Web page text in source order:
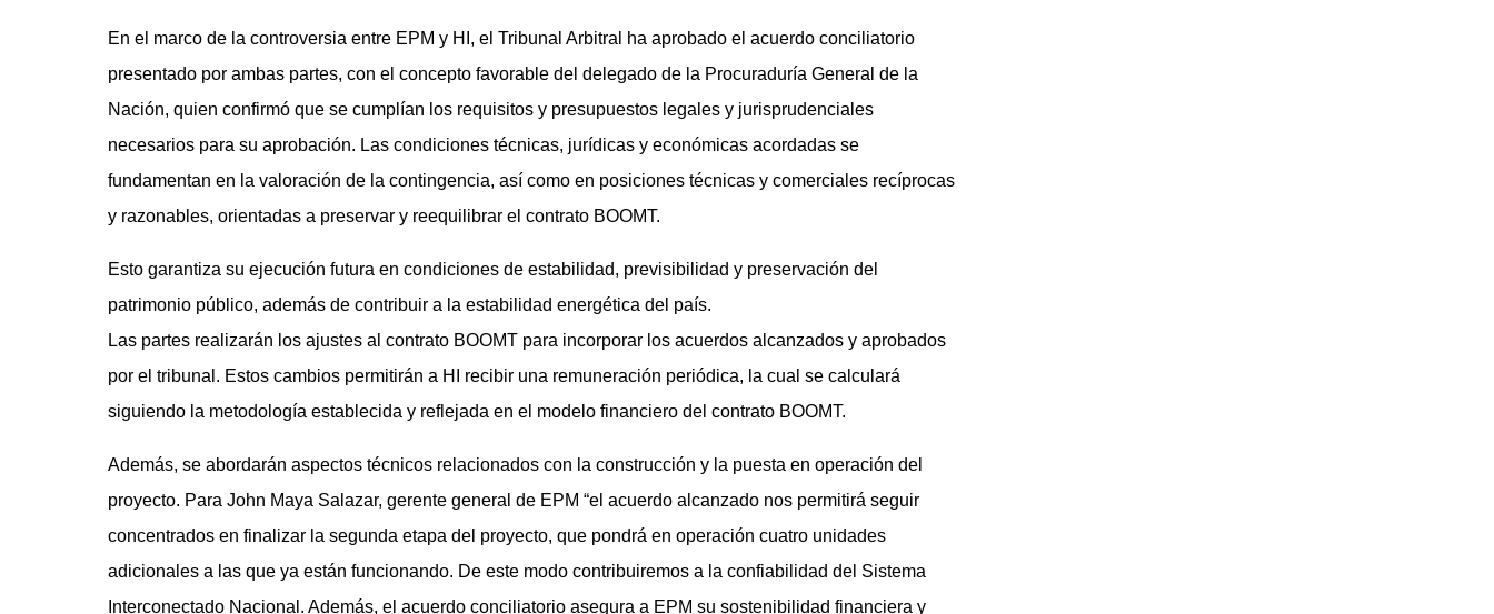
En el marco de la controversia entre EPM y HI, el Tribunal Arbitral ha aprobado el acuerdo conciliatorio
presentado por ambas partes, con el concepto favorable del delegado de la Procuraduría General de la
Nación, quien confirmó que se cumplían los requisitos y presupuestos legales y jurisprudenciales
necesarios para su aprobación. Las condiciones técnicas, jurídicas y económicas acordadas se
fundamentan en la valoración de la contingencia, así como en posiciones técnicas y comerciales recíprocas
y razonables, orientadas a preservar y reequilibrar el contrato BOOMT.
Esto garantiza su ejecución futura en condiciones de estabilidad, previsibilidad y preservación del
patrimonio público, además de contribuir a la estabilidad energética del país.
Las partes realizarán los ajustes al contrato BOOMT para incorporar los acuerdos alcanzados y aprobados
por el tribunal. Estos cambios permitirán a HI recibir una remuneración periódica, la cual se calculará
siguiendo la metodología establecida y reflejada en el modelo financiero del contrato BOOMT.
Además, se abordarán aspectos técnicos relacionados con la construcción y la puesta en operación del
proyecto. Para John Maya Salazar, gerente general de EPM “el acuerdo alcanzado nos permitirá seguir
concentrados en finalizar la segunda etapa del proyecto, que pondrá en operación cuatro unidades
adicionales a las que ya están funcionando. De este modo contribuiremos a la confiabilidad del Sistema
Interconectado Nacional. Además, el acuerdo conciliatorio asegura a EPM su sostenibilidad financiera y